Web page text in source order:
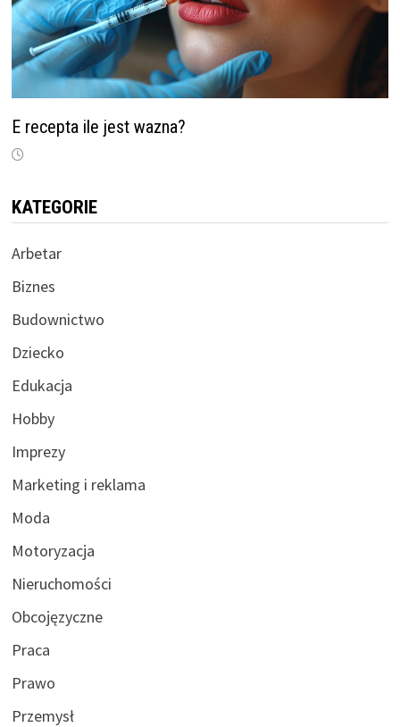
E recepta ile jest wazna?
KATEGORIE
Arbetar
Biznes
Budownictwo
Dziecko
Edukacja
Hobby
Imprezy
Marketing i reklama
Moda
Motoryzacja
Nieruchomości
Obcojęzyczne
Praca
Prawo
Przemysł